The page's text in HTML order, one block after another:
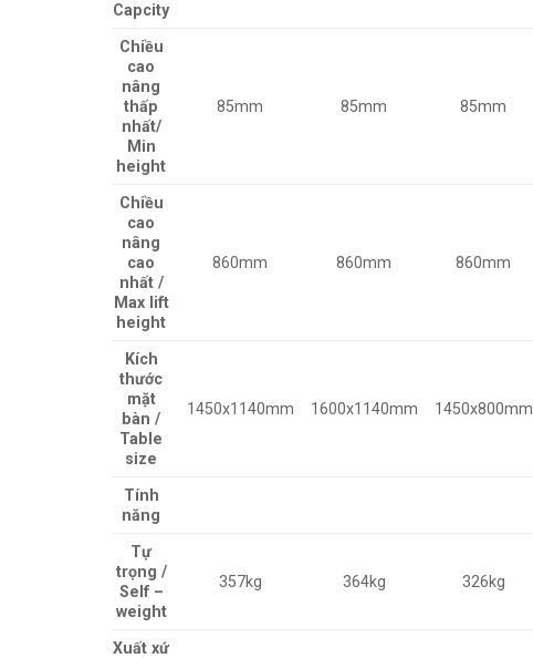
Capcity
Chiều
cao
nâng
thấp
nhất/
Min
height
85mm 85mm 85mm
Chiều
cao
nâng
cao
nhất /
Max lift
height
860mm 860mm 860mm
Kích
thước
mặt
bàn /
Table
size
1450x1140mm 1600x1140mm 1450x800mm
Tính
năng
Tự
trọng /
Self –
weight
357kg 364kg 326kg
Xuất xứ